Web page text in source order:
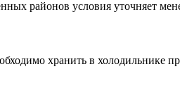
районов условия уточняет
хранить в холодильнике